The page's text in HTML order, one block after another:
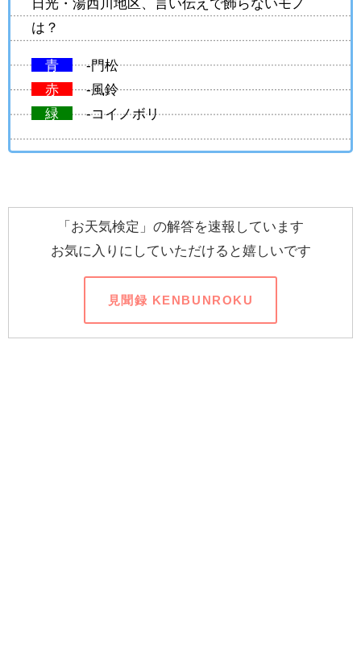
日光・湯西川地区、言い伝えで飾らないモノ
は？
青
-門松
赤
-風鈴
緑
-コイノボリ
「お天気検定」の解答を速報しています
お気に入りにしていただけると嬉しいです
見聞録 KENBUNROKU